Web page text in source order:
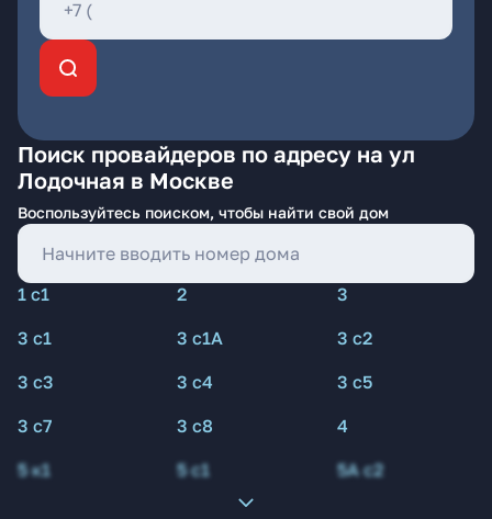
Поиск провайдеров по адресу на ул
Лодочная в Москве
Воспользуйтесь поиском, чтобы найти свой дом
1 с1 2
3
3 с1
3 с1А
3 с2
3 с3
3 с4
3 с5
3 с7
3 с8
4
5 к1
5 с1 5А с2